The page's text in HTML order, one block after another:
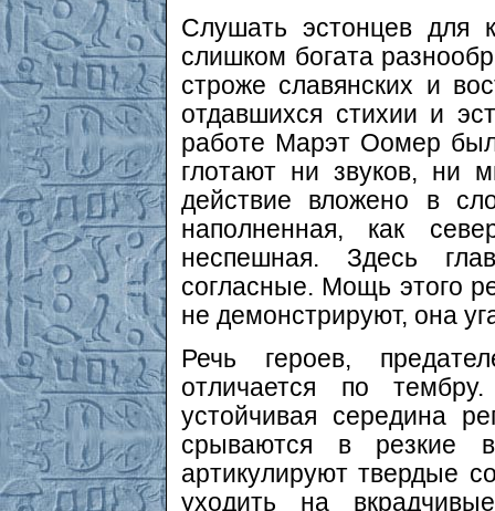
Слушать эстонцев для
слишком богата
строже славянских и
отдавшихся стихии и
работе Марэт Оомер
глотают ни звуков, ни
действие вложено в
наполненная, как
неспешная. Здесь
согласные. Мощь этого
не демонстрируют, она
Речь героев,
отличается по
устойчивая середина
срываются в резкие
артикулируют твердые
уходить на